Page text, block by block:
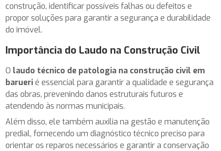
construção, identificar possíveis falhas ou defeitos e
propor soluções para garantir a segurança e durabilidade
do imóvel.
Importância do Laudo na Construção Civil
O laudo técnico de patologia na construção civil em
baruerié essencial para garantir a qualidade e segurança
das obras, prevenindo danos estruturais futuros e
atendendo às normas municipais.
Além disso, ele também auxilia na gestão e manutenção
predial, fornecendo um diagnóstico técnico preciso para
orientar os reparos necessários e garantir a conservação